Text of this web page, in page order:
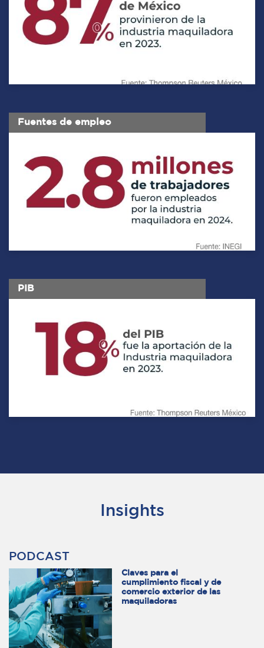
Fuentes de empleo
PIB
Insights
PODCAST
Claves para el
cumplimiento fiscal y de
comercio exterior de las
maquiladoras